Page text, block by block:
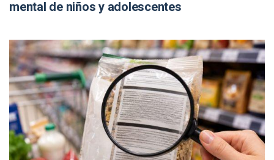
mental de niños y adolescentes